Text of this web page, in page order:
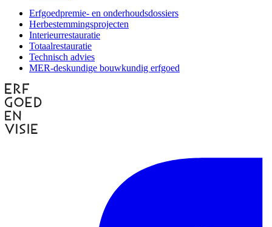
Subexpertises
Erfgoedpremie- en onderhoudsdossiers
Herbestemmingsprojecten
Interieurrestauratie
Totaalrestauratie
Technisch advies
MER-deskundige bouwkundig erfgoed